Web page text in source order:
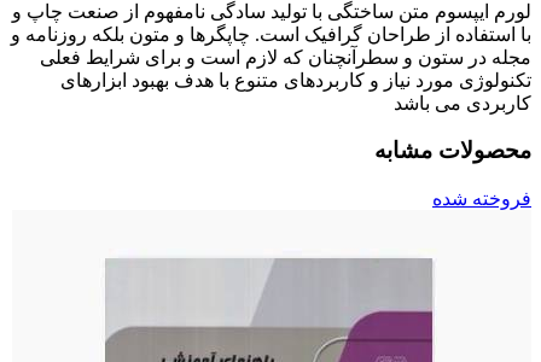
لورم ایپسوم متن ساختگی با تولید سادگی نامفهوم از صنعت چاپ و
با استفاده از طراحان گرافیک است. چاپگرها و متون بلکه روزنامه و
مجله در ستون و سطرآنچنان که لازم است و برای شرایط فعلی
تکنولوژی مورد نیاز و کاربردهای متنوع با هدف بهبود ابزارهای
کاربردی می باشد
محصولات مشابه
فروخته شده